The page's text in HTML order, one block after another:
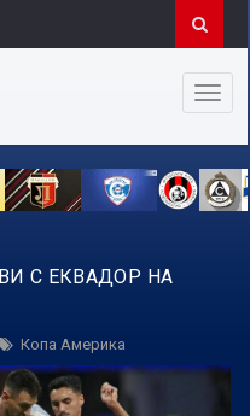
С ЕКВАДОР НА
Копа Америка